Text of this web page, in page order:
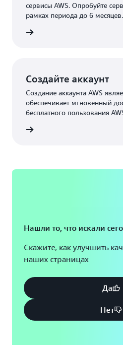
сервисы AWS. Опробуйте
рамках периода до 6 месяцев.
Создайте аккаунт
Создание аккаунта AWS
обеспечивает мгновенный
бесплатного пользования
Нашли то, что искали
Скажите, как улучшить
наших страницах
Да
Нет